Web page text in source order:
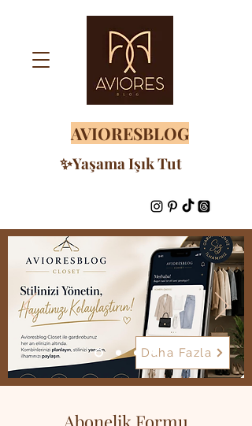
AVIORESBLOG
✨Yaşama Işık Tut
Daha Fazla
Abonelik Formu